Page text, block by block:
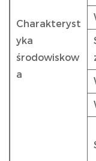
Charakteryst
yka
środowiskow
a